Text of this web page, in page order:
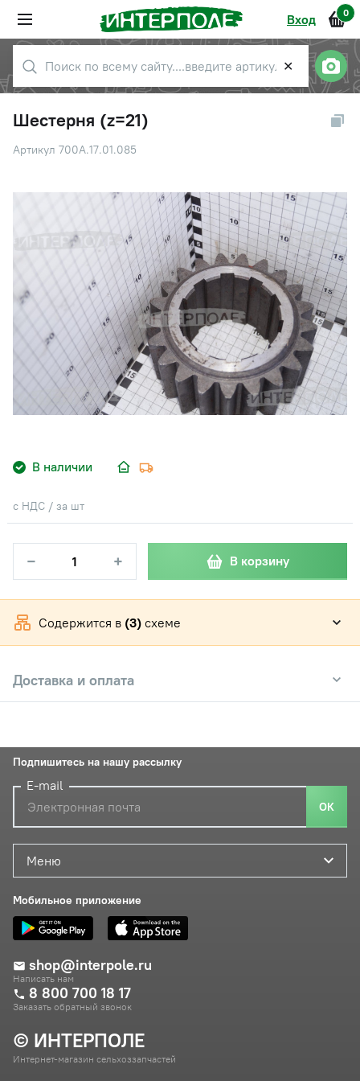
Вход 0
✕
Шестерня (z=21)
Артикул 700А.17.01.085
В наличии
с НДС / за шт
− + В корзину
Содержится в (3) схеме
Доставка и оплата
© ИНТЕРПОЛЕ
Интернет-магазин сельхоззапчастей
Меню
Мобильное приложение
shop@interpole.ru
Написать нам
8 800 700 18 17
Заказать обратный звонок
Подпишитесь на нашу рассылку
E-mail
ОК